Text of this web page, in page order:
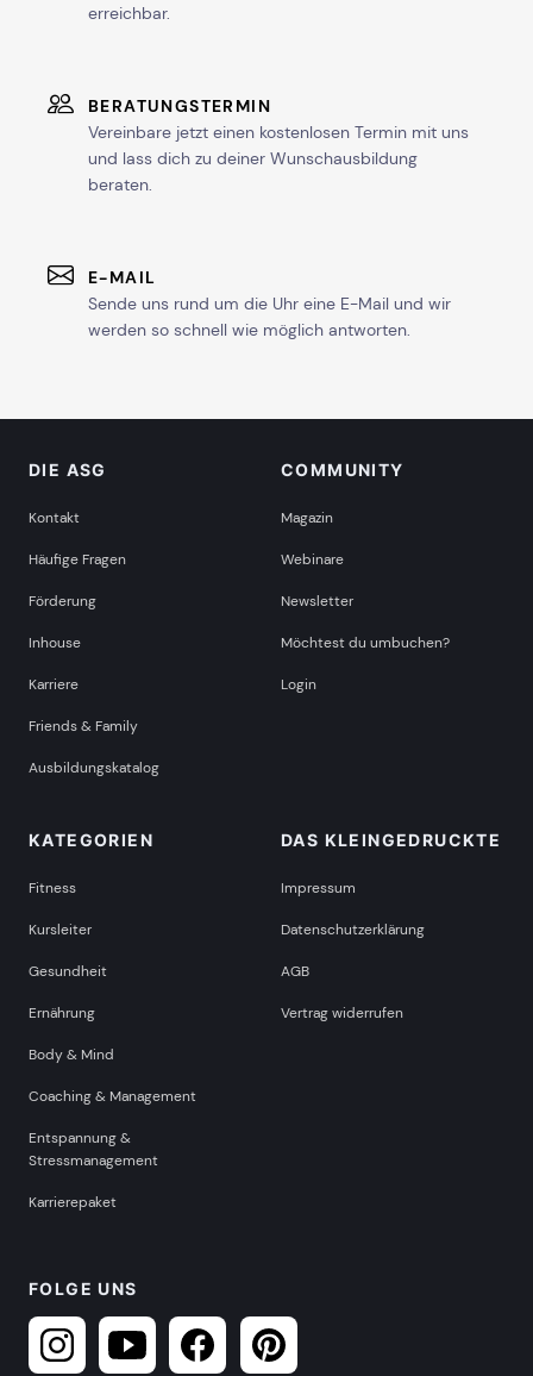
erreichbar.
BERATUNGSTERMIN
Vereinbare jetzt einen kostenlosen Termin mit uns
und lass dich zu deiner Wunschausbildung
beraten.
E-MAIL
Sende uns rund um die Uhr eine E-Mail und wir
werden so schnell wie möglich antworten.
DIE ASG
Kontakt
Häufige Fragen
Förderung
Inhouse
Karriere
Friends & Family
Ausbildungskatalog
COMMUNITY
Magazin
Webinare
Newsletter
Möchtest du umbuchen?
Login
KATEGORIEN
Fitness
Kursleiter
Gesundheit
Ernährung
Body & Mind
Coaching & Management
Entspannung &
Stressmanagement
Karrierepaket
DAS KLEINGEDRUCKTE
Impressum
Datenschutzerklärung
AGB
Vertrag widerrufen
FOLGE UNS